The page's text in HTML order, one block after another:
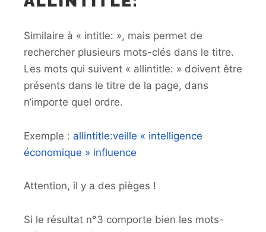
Similaire à « intitle: », mais permet de
rechercher plusieurs mots-clés dans le titre.
Les mots qui suivent « allintitle: » doivent être
présents dans le titre de la page, dans
n’importe quel ordre.
Exemple : allintitle:veille « intelligence
économique » influence
Attention, il y a des pièges !
Si le résultat n°3 comporte bien les mots-